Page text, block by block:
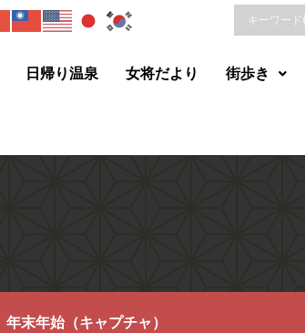
日帰り温泉 女将だより 街歩き
年末年始（キャプチャ）